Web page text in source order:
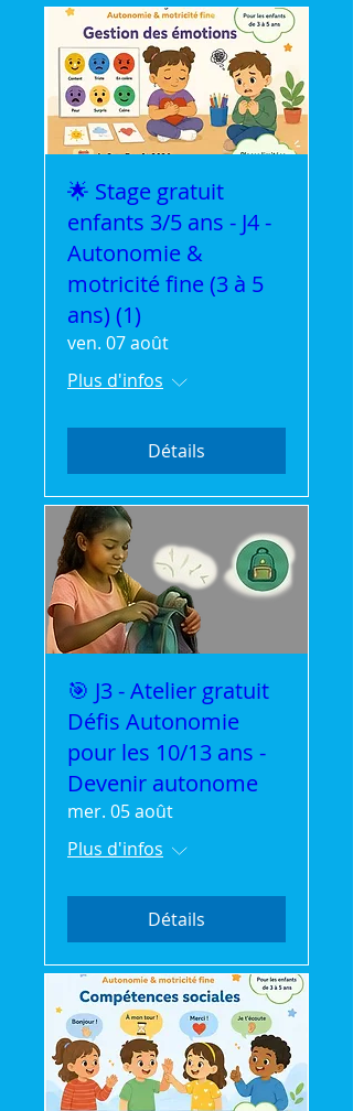
🌟 Stage gratuit
enfants 3/5 ans - J4 -
Autonomie &
motricité fine (3 à 5
ans) (1)
ven. 07 août
Plus d'infos
Détails
🎯 J3 - Atelier gratuit
Défis Autonomie
pour les 10/13 ans -
Devenir autonome
mer. 05 août
Plus d'infos
Détails